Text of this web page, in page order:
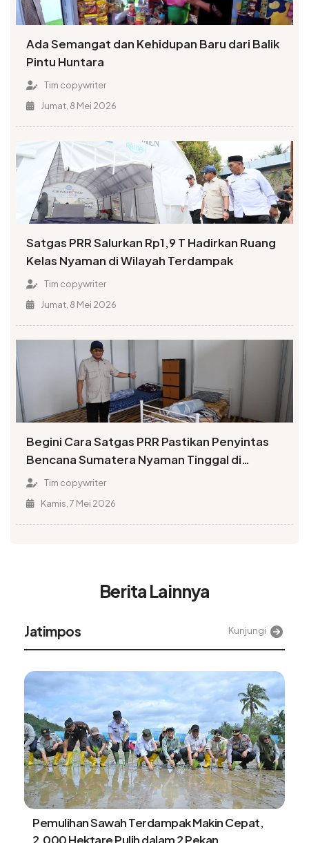
Ada Semangat dan Kehidupan Baru dari Balik
Pintu Huntara
Tim copywriter
Jumat, 8 Mei 2026
Satgas PRR Salurkan Rp1,9 T Hadirkan Ruang
Kelas Nyaman di Wilayah Terdampak
Tim copywriter
Jumat, 8 Mei 2026
Begini Cara Satgas PRR Pastikan Penyintas
Bencana Sumatera Nyaman Tinggal di
Huntara
Tim copywriter
Kamis, 7 Mei 2026
Berita Lainnya
Alinea Kunjungi
Kasatgas PRR: Lebih dari 44 ribu huntap akan
dibangun untuk penyintas bencana